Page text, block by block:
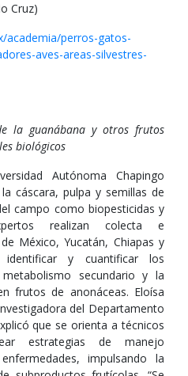
Cruz)
academia/perros-gatos-
aves-areas-silvestres-
la guanábana y otros frutos
biológicos
Autónoma Chapingo
cáscara, pulpa y semillas de
campo como biopesticidas y
realizan colecta e
México, Yucatán, Chiapas y
y cuantificar los
secundario y la
frutos de anonáceas. Eloísa
del Departamento
que se orienta a técnicos
estrategias de manejo
impulsando la